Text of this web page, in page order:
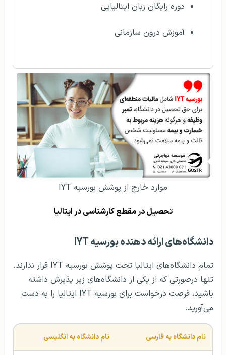
دوره رایگان زبان ایتالیایی
آموزش درون سازمانی
موارد خارج از پوشش بورسیه IYT
تحصیل در مقطع کارشناسی در ایتالیا
دانشگاه‌های ارائه دهنده بورسیه IYT
تمام دانشگاه‌های ایتالیا تحت پوشش بورسیه IYT قرار ندارند.
تنها درصورتی که از یکی از دانشگاه‌های زیر پذیرش داشته
باشید، فرصت درخواست برای بورسیه IYT ایتالیا را به دست
می‌آورید.
نام دانشگاه به فارسی نام دانشگاه به انگلیسی